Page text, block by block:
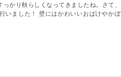
かり秋らしくなってきましたね。さて、
いました！ 壁にはかわいいおばけやかぼ